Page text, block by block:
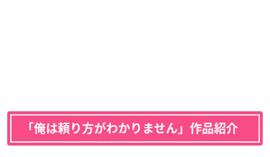
「俺は頼り方がわかりません」作品紹介